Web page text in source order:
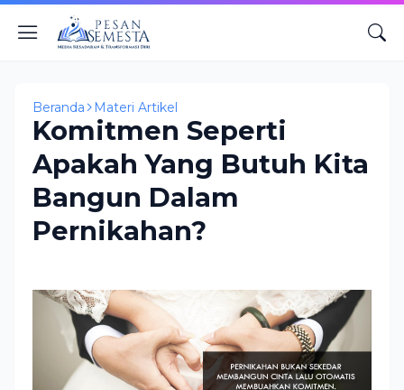
Beranda Materi Artikel
Komitmen Seperti
Apakah Yang Butuh Kita
Bangun Dalam
Pernikahan?